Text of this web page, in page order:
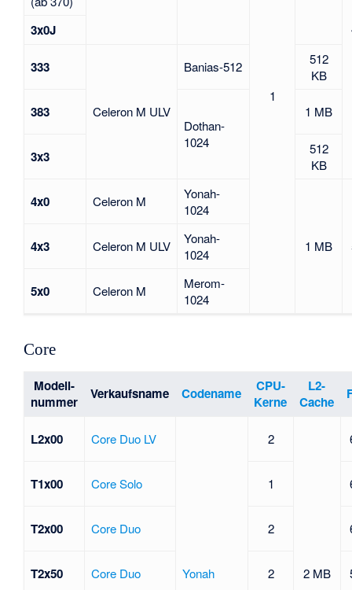
1
3x0J
333
Celeron M ULV
Banias-512
512
KB
383
Dothan-
1024
1 MB
3x3
512
KB
4x0 Celeron M
Yonah-
1024
1 MB
4x3 Celeron M ULV
Yonah-
1024
5x0 Celeron M
Merom-
1024
Core
Modell-
nummer
Verkaufsname Codename
CPU-
Kerne
L2-
Cache
L2x00 Core Duo LV
Yonah
2
2 MB
T1x00 Core Solo 1
T2x00 Core Duo 2
T2x50 Core Duo 2